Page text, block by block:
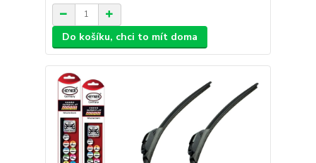
Do košíku, chci to mít doma